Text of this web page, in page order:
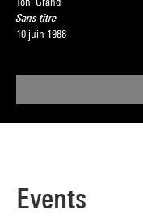
Sans titre
10 juin 1988
Events